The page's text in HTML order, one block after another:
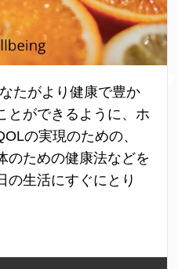
たがより健康で豊か
とができるように、ホ
の実現のための、
のための健康法などを
の生活にすぐにとり